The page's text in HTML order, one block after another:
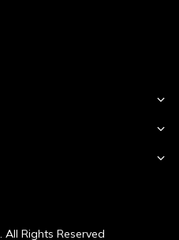
. All Rights Reserved